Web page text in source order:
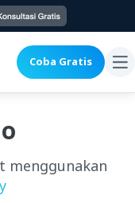
Coba Gratis
menggunakan